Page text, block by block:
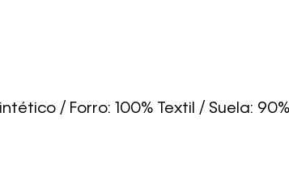
/ Forro: 100% Textil / Suela: